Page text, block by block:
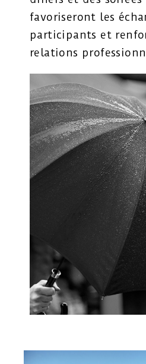
favoriseront les
participants et
relations